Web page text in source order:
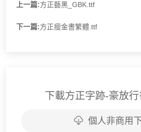
上一篇:方正藝黑_GBK.ttf
下一篇:方正瘦金書繁體.ttf
下載方正字跡-豪放
個人非商用